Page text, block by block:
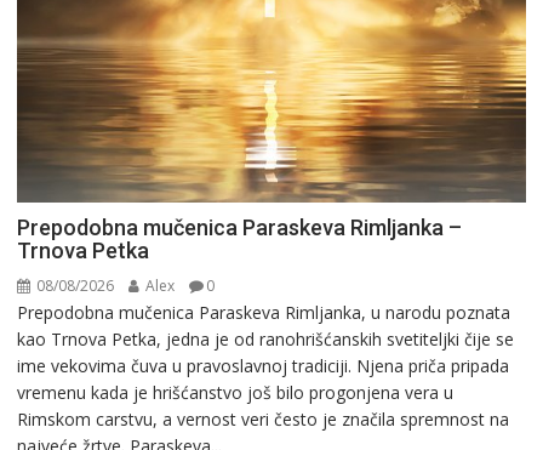
Prepodobna mučenica Paraskeva Rimljanka –
Trnova Petka
08/08/2026 Alex 0
Prepodobna mučenica Paraskeva Rimljanka, u narodu poznata
kao Trnova Petka, jedna je od ranohrišćanskih svetiteljki čije se
ime vekovima čuva u pravoslavnoj tradiciji. Njena priča pripada
vremenu kada je hrišćanstvo još bilo progonjena vera u
Rimskom carstvu, a vernost veri često je značila spremnost na